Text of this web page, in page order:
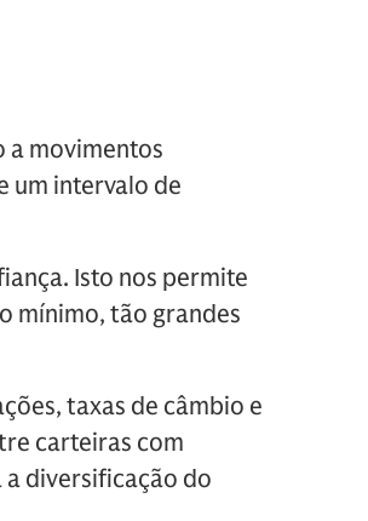
a movimentos
um intervalo de
Isto nos permite
mínimo, tão grandes
taxas de câmbio e
carteiras com
diversificação do